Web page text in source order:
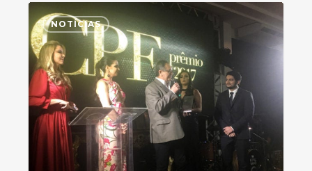
Griffo
é
homenageada
no
Prêmio
CPF
2017
NOTÍCIAS